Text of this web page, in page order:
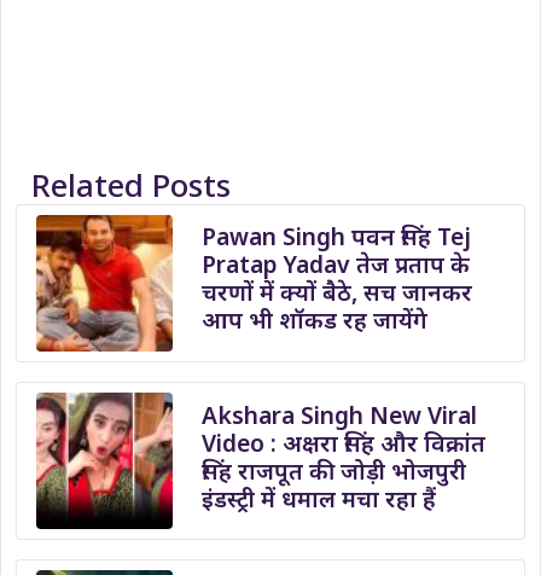
Related Posts
Pawan Singh पवन सिंह Tej
Pratap Yadav तेज प्रताप के
चरणों में क्यों बैठे, सच जानकर
आप भी शॉकड रह जायेंगे
Akshara Singh New Viral
Video : अक्षरा सिंह और विक्रांत
सिंह राजपूत की जोड़ी भोजपुरी
इंडस्ट्री में धमाल मचा रहा हैं